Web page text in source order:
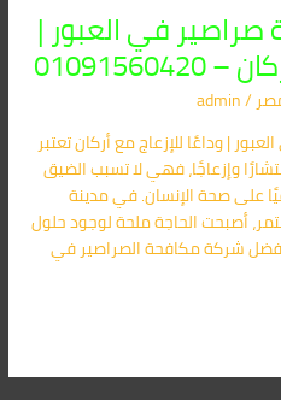
في العبور |
/
admin
| وداعًا للإزعاج مع أركان تعتبر
وإزعاجًا، فهي لا تسبب الضيق
على صحة الإنسان. في مدينة
أصبحت الحاجة ملحة لوجود حلول
شركة مكافحة الصراصير في